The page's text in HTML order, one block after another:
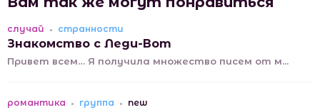
случай странности
Знакомство с Леди-Вот
Привет всем… Я получила множество писем от м...
романтика группа new